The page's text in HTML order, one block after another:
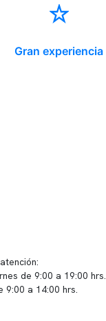
Gran experiencia
de 9:00 a 19:00 hrs.
9:00 a 14:00 hrs.